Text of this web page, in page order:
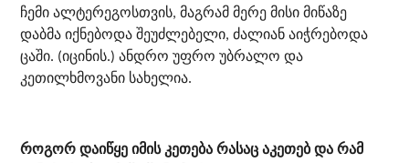
ჩემი ალტერეგოსთვის, მაგრამ მერე მისი მიწაზე
დაბმა იქნებოდა შეუძლებელი, ძალიან აიჭრებოდა
ცაში. (იცინის.) ანდრო უფრო უბრალო და
კეთილხმოვანი სახელია.
როგორ დაიწყე იმის კეთება რასაც აკეთებ და რამ